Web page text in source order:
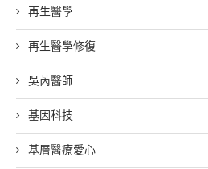
再生醫學
再生醫學修復
吳芮醫師
基因科技
基層醫療愛心